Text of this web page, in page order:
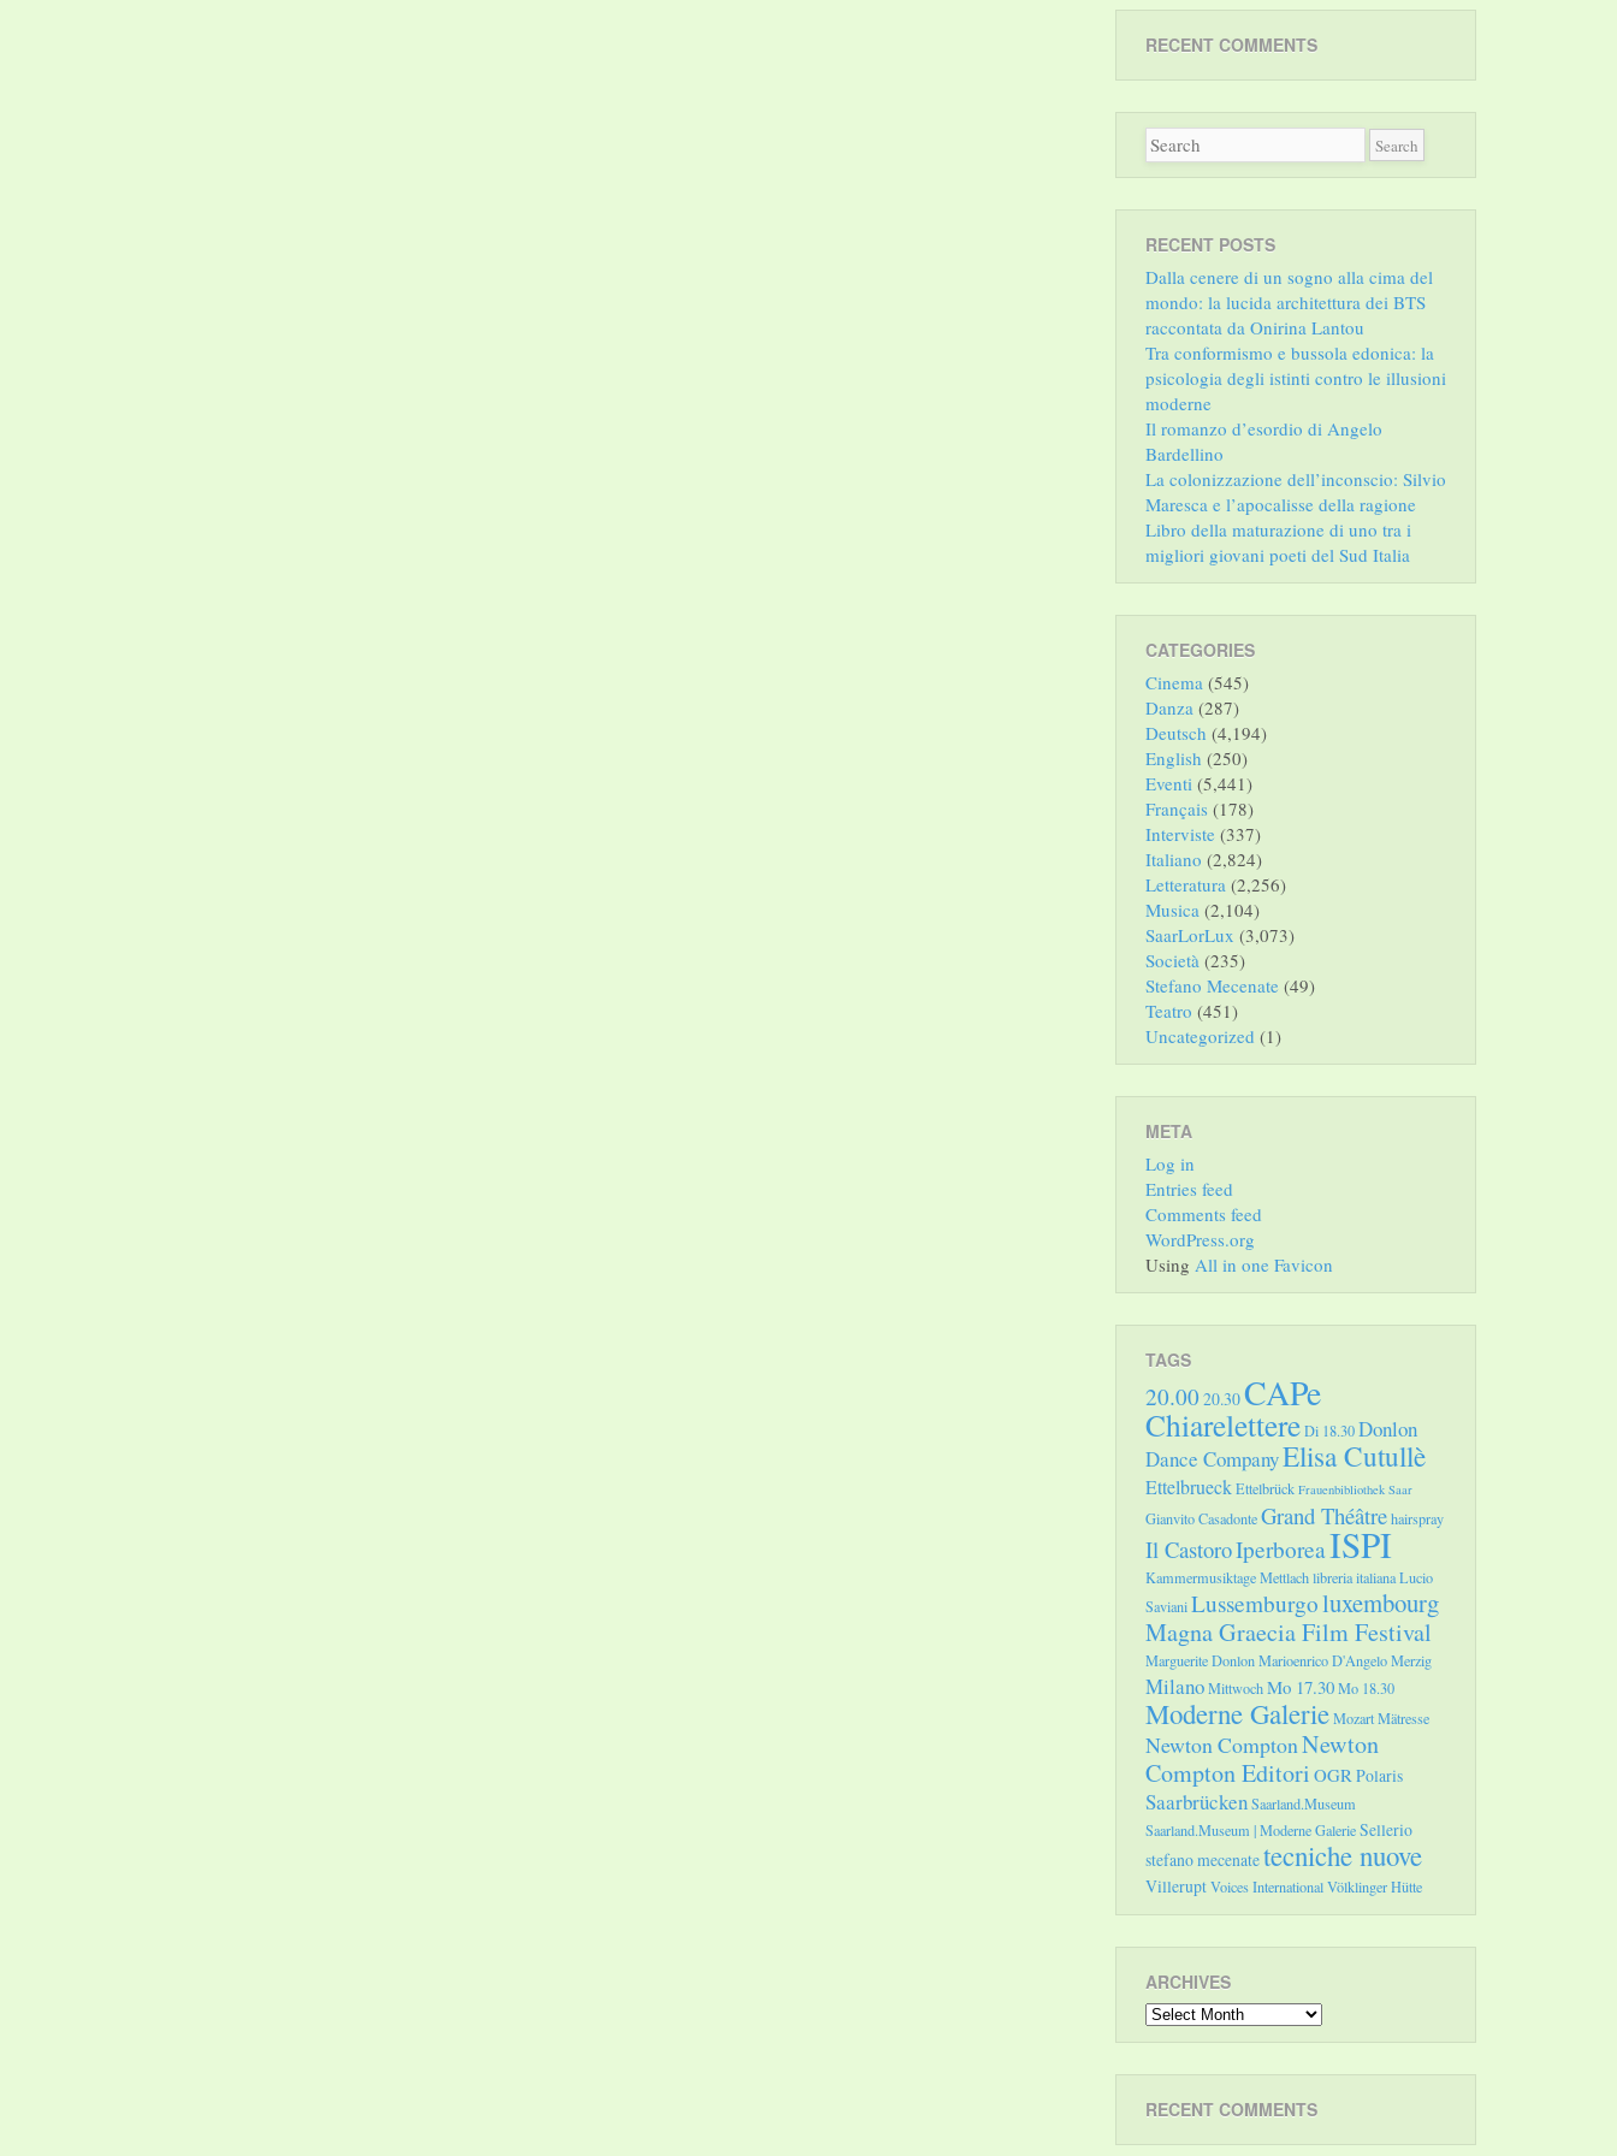
RECENT COMMENTS
RECENT POSTS
Dalla cenere di un sogno alla cima del
mondo: la lucida architettura dei BTS
raccontata da Onirina Lantou
Tra conformismo e bussola edonica: la
psicologia degli istinti contro le illusioni
moderne
Il romanzo d’esordio di Angelo
Bardellino
La colonizzazione dell’inconscio: Silvio
Maresca e l’apocalisse della ragione
Libro della maturazione di uno tra i
migliori giovani poeti del Sud Italia
CATEGORIES
Cinema (545)
Danza (287)
Deutsch (4,194)
English (250)
Eventi (5,441)
Français (178)
Interviste (337)
Italiano (2,824)
Letteratura (2,256)
Musica (2,104)
SaarLorLux (3,073)
Società (235)
Stefano Mecenate (49)
Teatro (451)
Uncategorized (1)
META
Log in
Entries feed
Comments feed
WordPress.org
Using All in one Favicon
TAGS
20.00 20.30CAPe
ChiarelettereDi 18.30Donlon
Dance CompanyElisa Cutullè
EttelbrueckEttelbrück Frauenbibliothek Saar
Gianvito CasadonteGrand Théâtrehairspray
Il CastoroIperboreaISPI
Kammermusiktage Mettlachlibreria italianaLucio
SavianiLussemburgoluxembourg
Magna Graecia Film Festival
Marguerite DonlonMarioenrico D'AngeloMerzig
MilanoMittwochMo 17.30Mo 18.30
Moderne GalerieMozartMätresse
Newton ComptonNewton
Compton Editori OGRPolaris
SaarbrückenSaarland.Museum
Saarland.Museum | Moderne GalerieSellerio
stefano mecenatetecniche nuove
VilleruptVoices InternationalVölklinger Hütte
ARCHIVES
Archives
RECENT COMMENTS